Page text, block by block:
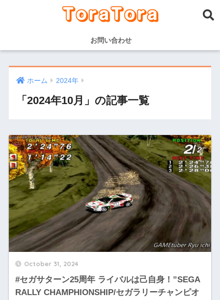
お問い合わせ
ホーム 2024年
「2024年10月」の記事一覧
October 31, 2024
#セガサターン25周年 ライバルは己自身！”SEGA
RALLY CHAMPHIONSHIP/セガラリーチャンピオ